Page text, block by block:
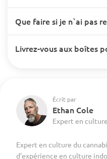
Que faire si je n`ai pas
Livrez-vous aux boîtes
Écrit par
Ethan Cole
Expert en
Expert en culture du
d’expérience en culture